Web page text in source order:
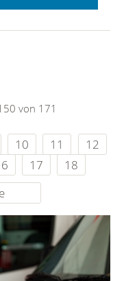
von 171
10 11
12
17
18